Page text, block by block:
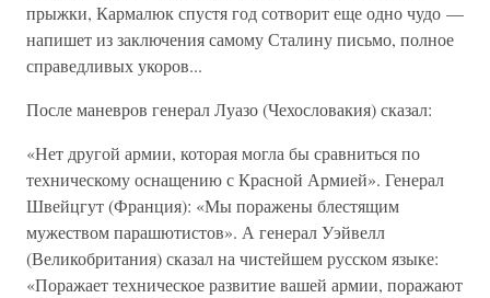
прыжки, Кармалюк спустя год сотворит еще одно чудо —
напишет из заключения самому Сталину письмо, полное
справедливых укоров...
После маневров генерал Луазо (Чехословакия) сказал:
«Нет другой армии, которая могла бы сравниться по
техническому оснащению с Красной Армией». Генерал
Швейцгут (Франция): «Мы поражены блестящим
мужеством парашютистов». А генерал Уэйвелл
(Великобритания) сказал на чистейшем русском языке:
«Поражает техническое развитие вашей армии, поражают